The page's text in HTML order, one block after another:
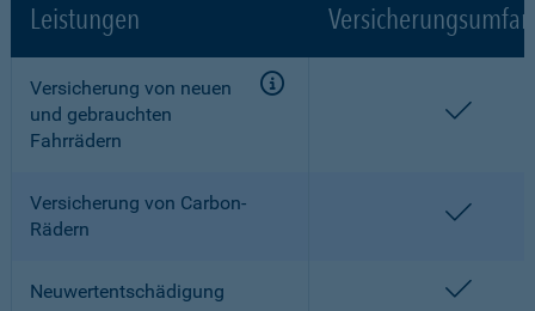
Leistungen
Versicherung von neuen
und gebrauchten
Fahrrädern
Versicherung von Carbon-
Rädern
Neuwertentschädigung